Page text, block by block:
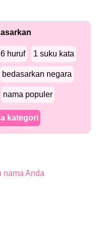
6 huruf 1 suku kata
bedasarkan negara
nama populer
kategori
nama Anda